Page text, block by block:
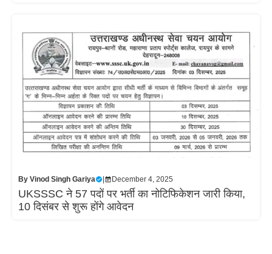
By Vinod Singh Gariya | December 4, 2025
UKSSSC ने 57 पदों पर भर्ती का नोटिफिकेशन जारी किया,
10 दिसंबर से शुरू होंगे आवेदन